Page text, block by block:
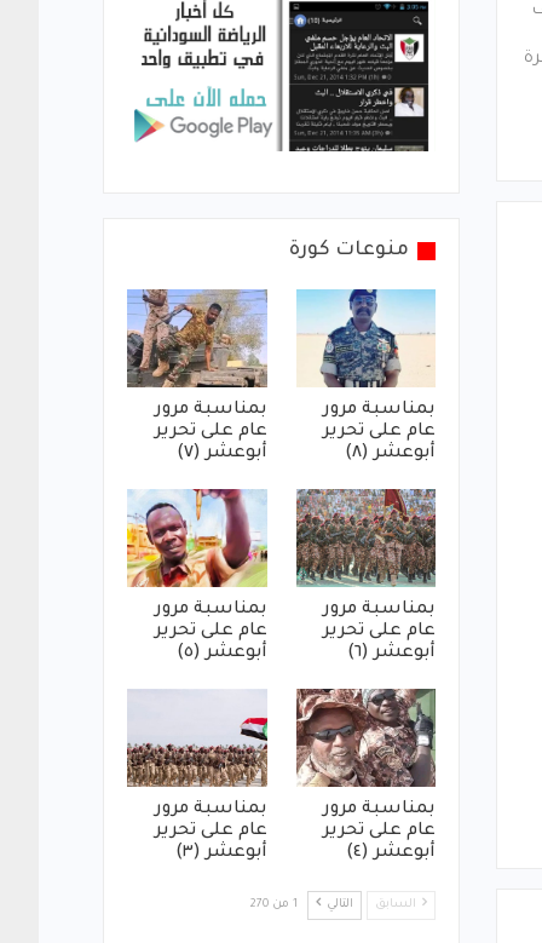
منوعات كورة
بمناسبة مرور
عام على تحرير
أبوعشر (٨)
بمناسبة مرور
عام على تحرير
أبوعشر (٧)
بمناسبة مرور
عام على تحرير
أبوعشر (٦)
بمناسبة مرور
عام على تحرير
أبوعشر (٥)
بمناسبة مرور
عام على تحرير
أبوعشر (٤)
بمناسبة مرور
عام على تحرير
أبوعشر (٣)
السابق التالي 1 من 270